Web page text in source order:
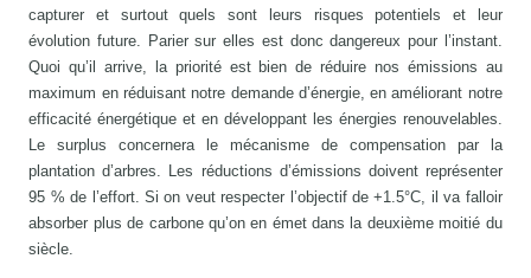
capturer et surtout quels sont leurs risques potentiels et leur
évolution future. Parier sur elles est donc dangereux pour l’instant.
Quoi qu’il arrive, la priorité est bien de réduire nos émissions au
maximum en réduisant notre demande d’énergie, en améliorant notre
efficacité énergétique et en développant les énergies renouvelables.
Le surplus concernera le mécanisme de compensation par la
plantation d’arbres. Les réductions d’émissions doivent représenter
95 % de l’effort. Si on veut respecter l’objectif de +1.5°C, il va falloir
absorber plus de carbone qu’on en émet dans la deuxième moitié du
siècle.